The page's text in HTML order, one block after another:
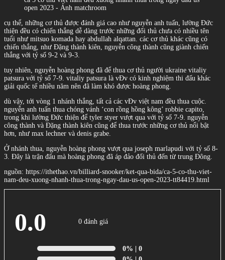
open 2023 - Ảnh matchroom
cụ thể, những cơ thủ được đánh giá cao như nguyễn anh tuấn, lường Đức
thiện đều có chiến thắng dễ dàng trước những đối thủ chưa có nhiều tên
tuổi như mitsuo komada hay abdullah alqattan. các cơ thủ khác cũng có
chiến thắng, như Đặng thành kiên, nguyễn công thành cũng giành chiến
thắng với tỷ số 9-2 và 9-3.
tuy nhiên, nguyễn hoàng phong đã để thua cơ thủ người ukraine vitaliy
patsura với tỷ số 7-9. vitaliy patsura là vĐv có kinh nghiệm thi đấu khác
giải quốc tế nhiều năm nên đã làm khó được hoàng phong.
dù vậy, tới vòng 1 nhánh thắng, tất cả các vĐv việt nam đều thua cuộc.
nguyễn anh tuấn thua chóng vánh ‘con rồng hồng kông’ robbie capito,
trong khi lường Đức thiện để tyler styer vượt qua với tỷ số 7-9. nguyễn
công thành và Đặng thành kiên cũng để thua trước những cơ thủ nổi bật
hơn, như max lechner và denis grabe.
Ở nhánh thua, nguyễn hoàng phong vượt qua joseph marlapudi với tỷ số 8-
3. Đây là trận đấu mà hoàng phong đã áp đảo đối thủ đến từ trung Đông.
nguồn: https://ithethao.vn/billiard-snooker/ket-qua-bida/ca-5-co-thu-viet-
nam-deu-xuong-nhanh-thua-trong-ngay-dau-us-open-2023-tt84419.html
0.0 0 đánh giá
0% | 0